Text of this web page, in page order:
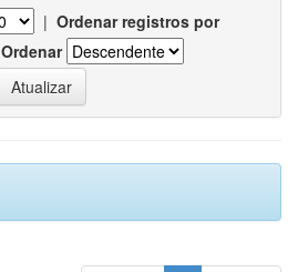
| Ordenar registros por
Ordenar